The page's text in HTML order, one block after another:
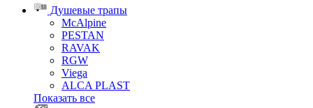
Душевые трапы
McAlpine
PESTAN
RAVAK
RGW
Viega
АLCA PLAST
Показать все